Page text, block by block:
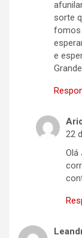
sorte
fomos
e
22
Olá